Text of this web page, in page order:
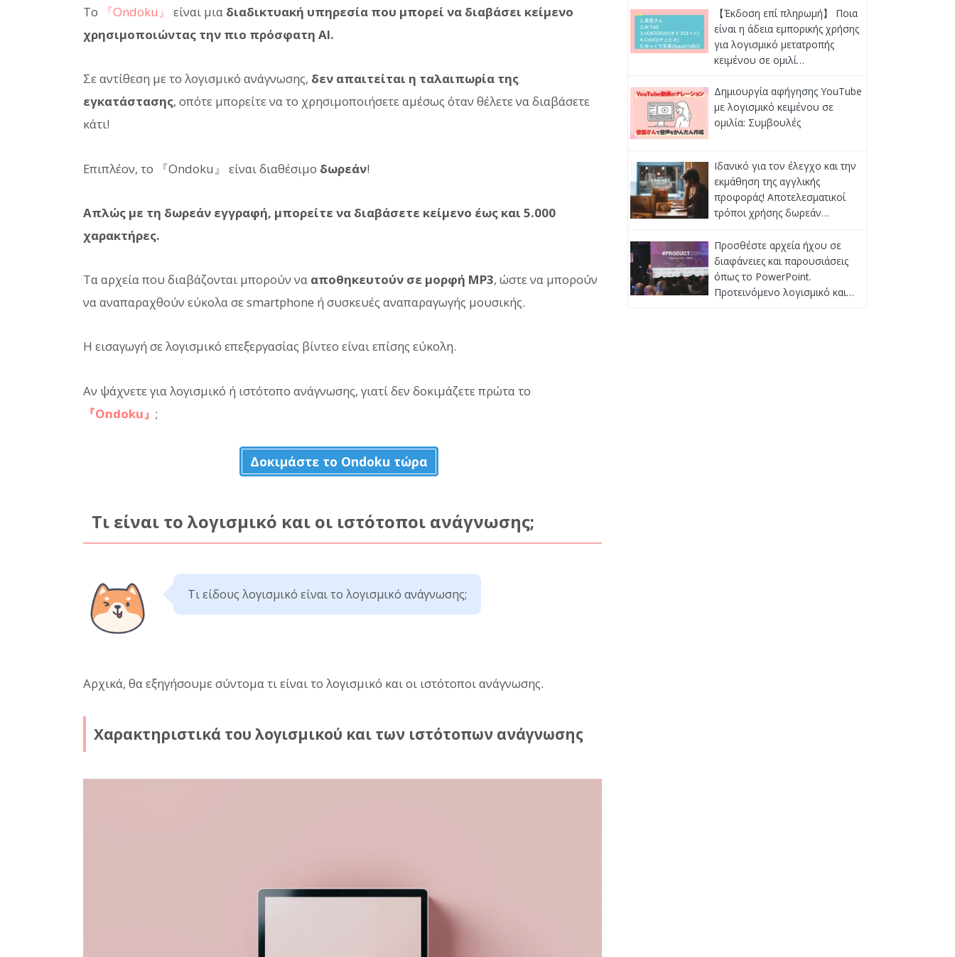
Το 『Ondoku』 είναι μια διαδικτυακή υπηρεσία που μπορεί να διαβάσει κείμενο
χρησιμοποιώντας την πιο πρόσφατη AI.
Σε αντίθεση με το λογισμικό ανάγνωσης, δεν απαιτείται η ταλαιπωρία της
εγκατάστασης, οπότε μπορείτε να το χρησιμοποιήσετε αμέσως όταν θέλετε να διαβάσετε
κάτι!
Επιπλέον, το 『Ondoku』 είναι διαθέσιμο δωρεάν!
Απλώς με τη δωρεάν εγγραφή, μπορείτε να διαβάσετε κείμενο έως και 5.000
χαρακτήρες.
Τα αρχεία που διαβάζονται μπορούν να αποθηκευτούν σε μορφή MP3, ώστε να μπορούν
να αναπαραχθούν εύκολα σε smartphone ή συσκευές αναπαραγωγής μουσικής.
Η εισαγωγή σε λογισμικό επεξεργασίας βίντεο είναι επίσης εύκολη.
Αν ψάχνετε για λογισμικό ή ιστότοπο ανάγνωσης, γιατί δεν δοκιμάζετε πρώτα το
『Ondoku』 ;
Δοκιμάστε το Ondoku τώρα
Τι είναι το λογισμικό και οι ιστότοποι ανάγνωσης;
Τι είδους λογισμικό είναι το λογισμικό ανάγνωσης;
Αρχικά, θα εξηγήσουμε σύντομα τι είναι το λογισμικό και οι ιστότοποι ανάγνωσης.
Χαρακτηριστικά του λογισμικού και των ιστότοπων ανάγνωσης
【Έκδοση επί πληρωμή】 Ποια
είναι η άδεια εμπορικής χρήσης
για λογισμικό μετατροπής
κειμένου σε ομιλί…
Δημιουργία αφήγησης YouTube
με λογισμικό κειμένου σε
ομιλία: Συμβουλές
Ιδανικό για τον έλεγχο και την
εκμάθηση της αγγλικής
προφοράς! Αποτελεσματικοί
τρόποι χρήσης δωρεάν…
Προσθέστε αρχεία ήχου σε
διαφάνειες και παρουσιάσεις
όπως το PowerPoint.
Προτεινόμενο λογισμικό και…